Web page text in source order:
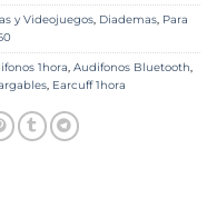
y Videojuegos, Diademas, Para
1hora, Audifonos Bluetooth,
, Earcuff 1hora